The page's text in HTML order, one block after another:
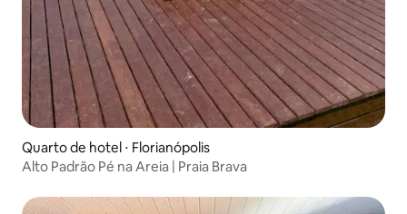
Quarto de hotel ⋅ Florianópolis
Alto Padrão Pé na Areia | Praia Brava